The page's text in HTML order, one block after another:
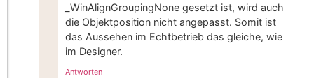
_WinAlignGroupingNone gesetzt ist, wird auch
die Objektposition nicht angepasst. Somit ist
das Aussehen im Echtbetrieb das gleiche, wie
im Designer.
Antworten